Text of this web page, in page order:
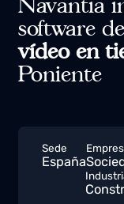
Navantia
software
vídeo en
Poniente
Sede
España